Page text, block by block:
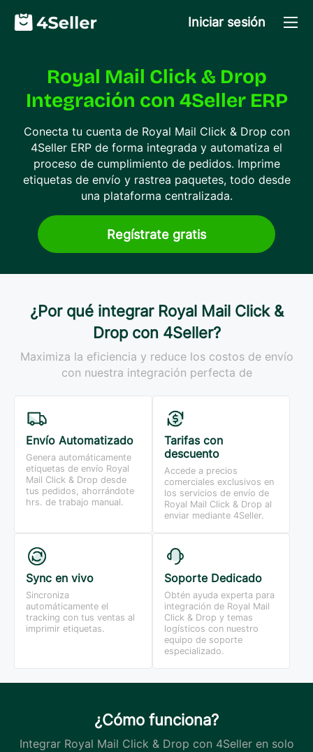
Iniciar sesión
Royal Mail Click & Drop
Integración con 4Seller ERP
Conecta tu cuenta de Royal Mail Click & Drop con
4Seller ERP de forma integrada y automatiza el
proceso de cumplimiento de pedidos. Imprime
etiquetas de envío y rastrea paquetes, todo desde
una plataforma centralizada.
Regístrate gratis
¿Por qué integrar Royal Mail Click &
Drop con 4Seller?
Maximiza la eficiencia y reduce los costos de envío
con nuestra integración perfecta de
Envío Automatizado
Genera automáticamente
etiquetas de envío Royal
Mail Click & Drop desde
tus pedidos, ahorrándote
hrs. de trabajo manual.
Tarifas con
descuento
Accede a precios
comerciales exclusivos en
los servicios de envío de
Royal Mail Click & Drop al
enviar mediante 4Seller.
Sync en vivo
Sincroniza
automáticamente el
tracking con tus ventas al
imprimir etiquetas.
Soporte Dedicado
Obtén ayuda experta para
integración de Royal Mail
Click & Drop y temas
logísticos con nuestro
equipo de soporte
especializado.
¿Cómo funciona?
Integrar Royal Mail Click & Drop con 4Seller en solo